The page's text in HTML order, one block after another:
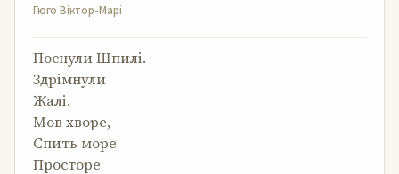
Гюго Віктор-Марі
Поснули Шпилі.
Здрімнули
Жалі.
Мов хворе,
Спить море
Просторе